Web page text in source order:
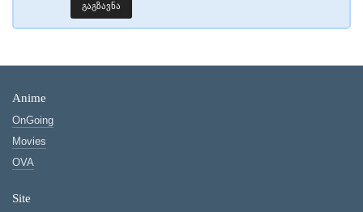
გაგზავნა
Anime
OnGoing
Movies
OVA
Site